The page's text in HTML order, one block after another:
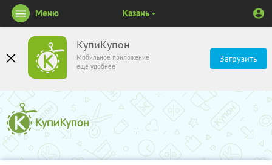
КупиКупон
Мобильное приложение
ещё удобнее
Загрузить
Меню Казань